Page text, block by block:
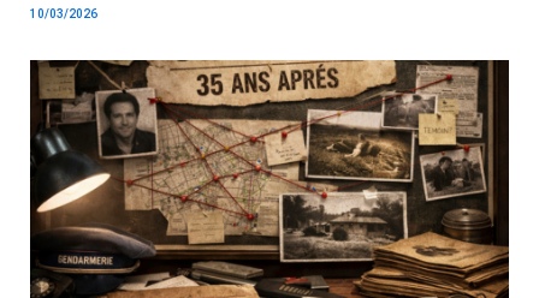
10/03/2026